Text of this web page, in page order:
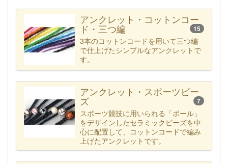
アンクレット・コットンコー
ド・三つ編 15
3本のコットンコードを用いて三つ編
で仕上げたシンプルなアンクレットで
す。
アンクレット・スポーツビー
ズ 7
スポーツ競技に用いられる「ボール」
をデザインしたセラミックビーズを中
心に配置して、コットンコードで編み
上げたアンクレットです。